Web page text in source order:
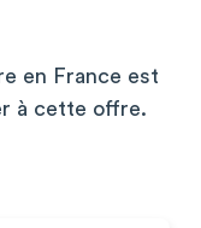
en France est
à cette offre.